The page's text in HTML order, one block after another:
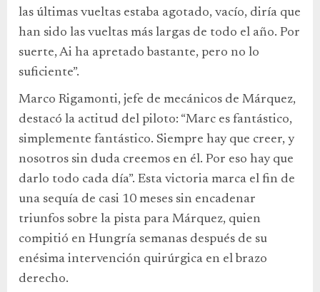
las últimas vueltas estaba agotado, vacío, diría que
han sido las vueltas más largas de todo el año. Por
suerte, Ai ha apretado bastante, pero no lo
suficiente”.
Marco Rigamonti, jefe de mecánicos de Márquez,
destacó la actitud del piloto: “Marc es fantástico,
simplemente fantástico. Siempre hay que creer, y
nosotros sin duda creemos en él. Por eso hay que
darlo todo cada día”. Esta victoria marca el fin de
una sequía de casi 10 meses sin encadenar
triunfos sobre la pista para Márquez, quien
compitió en Hungría semanas después de su
enésima intervención quirúrgica en el brazo
derecho.